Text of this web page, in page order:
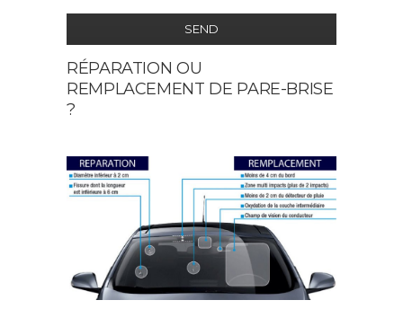
SEND
This
field
should
left
blank
RÉPARATION OU
REMPLACEMENT DE PARE-BRISE
?